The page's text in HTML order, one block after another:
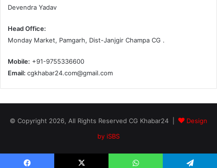
Devendra Yadav
Head Office:
Monday Market, Pamgarh, Dist-Janjgir Champa CG .
Mobile: +91-9755336600
Email: cgkhabar24.com@gmail.com
© Copyright 2026, All Rights Reserved CG Khabar24 |
Design
by iSBS